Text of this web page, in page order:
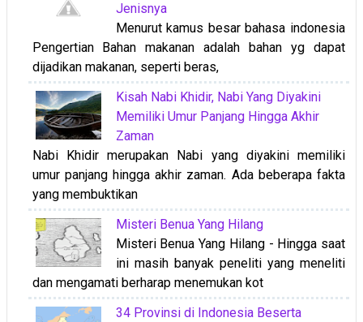
Jenisnya
Menurut kamus besar bahasa indonesia
Pengertian Bahan makanan adalah bahan yg dapat
dijadikan makanan, seperti beras,
Kisah Nabi Khidir, Nabi Yang Diyakini
Memiliki Umur Panjang Hingga Akhir
Zaman
Nabi Khidir merupakan Nabi yang diyakini memiliki
umur panjang hingga akhir zaman. Ada beberapa fakta
yang membuktikan
Misteri Benua Yang Hilang
Misteri Benua Yang Hilang - Hingga saat
ini masih banyak peneliti yang meneliti
dan mengamati berharap menemukan kot
34 Provinsi di Indonesia Beserta